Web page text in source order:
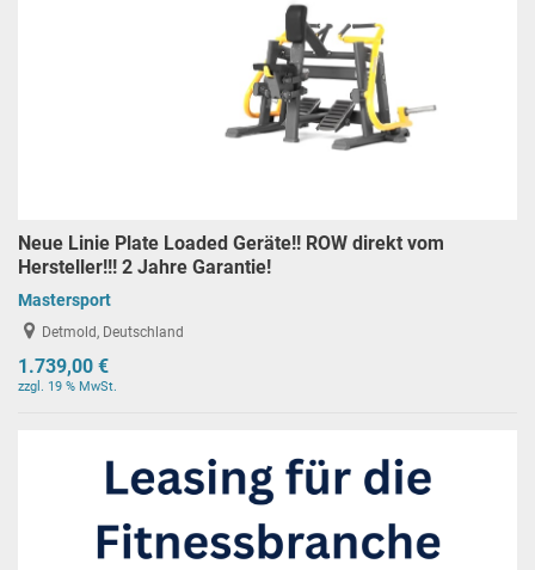
Neue Linie Plate Loaded Geräte!! ROW direkt vom
Hersteller!!! 2 Jahre Garantie!
Mastersport
Detmold, Deutschland
1.739,00 €
zzgl. 19 % MwSt.